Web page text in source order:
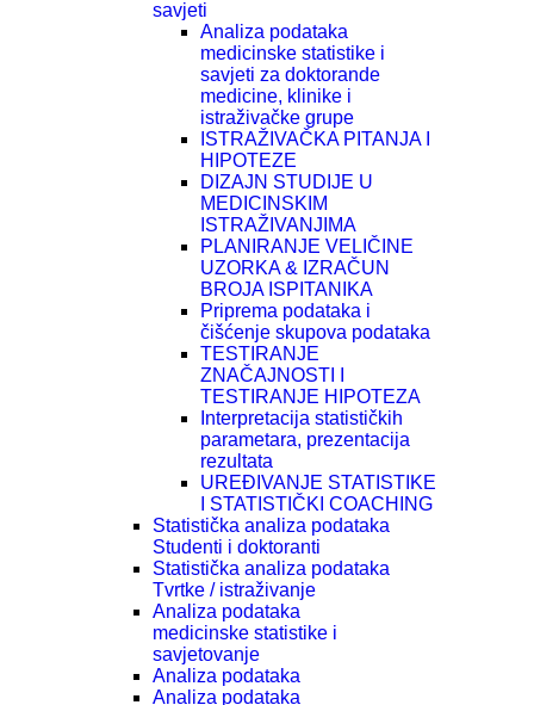
savjeti
Analiza podataka
medicinske statistike i
savjeti za doktorande
medicine, klinike i
istraživačke grupe
ISTRAŽIVAČKA PITANJA I
HIPOTEZE
DIZAJN STUDIJE U
MEDICINSKIM
ISTRAŽIVANJIMA
PLANIRANJE VELIČINE
UZORKA & IZRAČUN
BROJA ISPITANIKA
Priprema podataka i
čišćenje skupova podataka
TESTIRANJE
ZNAČAJNOSTI I
TESTIRANJE HIPOTEZA
Interpretacija statističkih
parametara, prezentacija
rezultata
UREĐIVANJE STATISTIKE
I STATISTIČKI COACHING
Statistička analiza podataka
Studenti i doktoranti
Statistička analiza podataka
Tvrtke / istraživanje
Analiza podataka
medicinske statistike i
savjetovanje
Analiza podataka
Analiza podataka